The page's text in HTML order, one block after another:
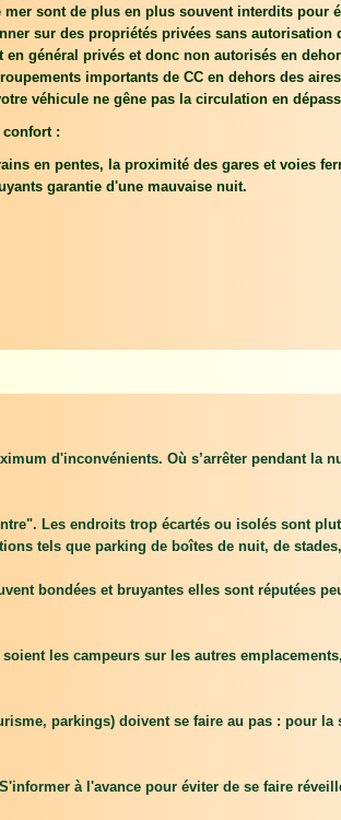
mer sont de plus en plus souvent interdits pour
sur des propriétés privées sans
en général privés et donc non autorisés en
importants de CC en dehors des
véhicule ne gêne pas la circulation en
:
en pentes, la proximité des gares et voies
garantie d'une mauvaise nuit.
d'inconvénients. Où s’arrêter pendant la
Les endroits trop écartés ou isolés sont
tels que parking de boîtes de nuit, de
bondées et bruyantes elles sont réputées
les campeurs sur les autres
parkings) doivent se faire au pas : pour
à l'avance pour éviter de se faire